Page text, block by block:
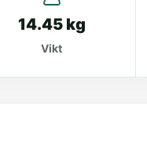
14.45 kg
Vikt